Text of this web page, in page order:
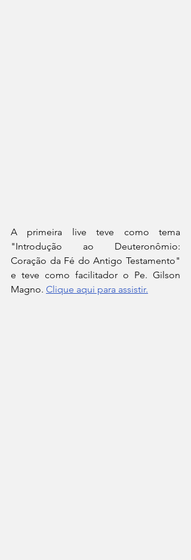
A primeira live teve como tema
"Introdução ao Deuteronômio:
Coração da Fé do Antigo Testamento"
e teve como facilitador o Pe. Gilson
Magno. Clique aqui para assistir.